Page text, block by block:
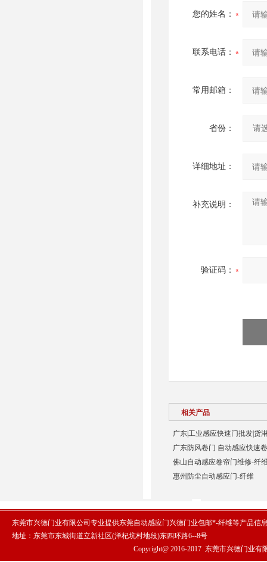
您的姓名：
联系电话：
常用邮箱：
省份：
详细地址：
补充说明：
验证码：
相关产品
广东|工业感应快速门批发|货
广东防风卷门 自动感应快速
佛山自动感应卷帘门维修-纤
惠州防尘自动感应门-纤维
东莞市兴德门业有限公司专业提供东莞自动感应门兴德门业包邮*-纤维等产品信
地址：东莞市东城街道立新社区(洋杞坑村地段)东四环路6--8号
Copyright@ 2016-2017 东莞市兴德门业有